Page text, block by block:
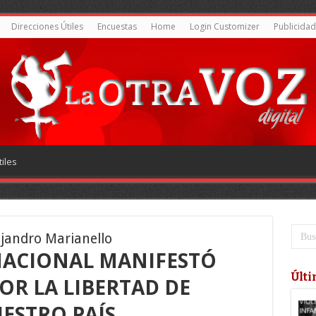
Direcciones Útiles Encuestas Home Login Customizer Publicidad
Marianello
MANIFESTÓ
LA LIBERTAD DE